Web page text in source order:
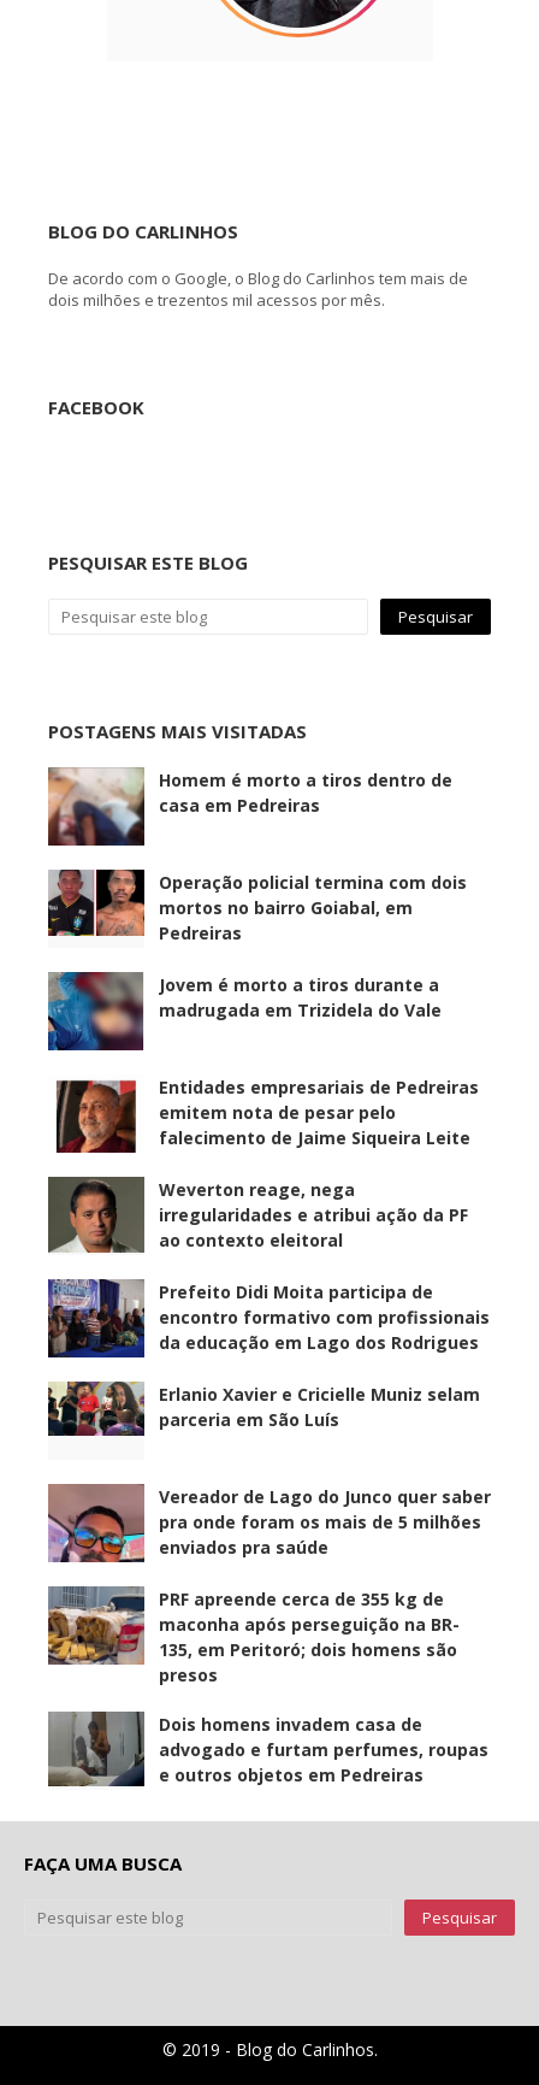
BLOG DO CARLINHOS
De acordo com o Google, o Blog do Carlinhos tem mais de
dois milhões e trezentos mil acessos por mês.
FACEBOOK
PESQUISAR ESTE BLOG
POSTAGENS MAIS VISITADAS
Homem é morto a tiros dentro de
casa em Pedreiras
Operação policial termina com dois
mortos no bairro Goiabal, em
Pedreiras
Jovem é morto a tiros durante a
madrugada em Trizidela do Vale
Entidades empresariais de Pedreiras
emitem nota de pesar pelo
falecimento de Jaime Siqueira Leite
Weverton reage, nega
irregularidades e atribui ação da PF
ao contexto eleitoral
Prefeito Didi Moita participa de
encontro formativo com profissionais
da educação em Lago dos Rodrigues
Erlanio Xavier e Cricielle Muniz selam
parceria em São Luís
Vereador de Lago do Junco quer saber
pra onde foram os mais de 5 milhões
enviados pra saúde
PRF apreende cerca de 355 kg de
maconha após perseguição na BR-
135, em Peritoró; dois homens são
presos
Dois homens invadem casa de
advogado e furtam perfumes, roupas
e outros objetos em Pedreiras
FAÇA UMA BUSCA
© 2019 - Blog do Carlinhos.